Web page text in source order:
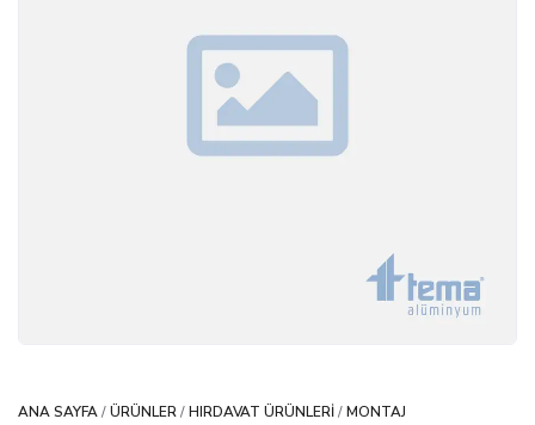
ANA SAYFA/ÜRÜNLER/HIRDAVAT ÜRÜNLERI/MONTAJ